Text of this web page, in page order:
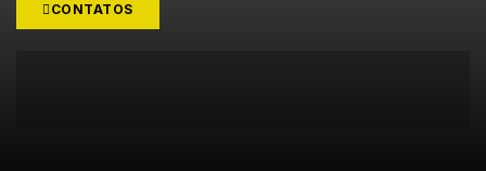
CONTATOS